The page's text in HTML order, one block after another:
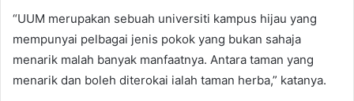
“UUM merupakan sebuah universiti kampus hijau yang
mempunyai pelbagai jenis pokok yang bukan sahaja
menarik malah banyak manfaatnya. Antara taman yang
menarik dan boleh diterokai ialah taman herba,” katanya.